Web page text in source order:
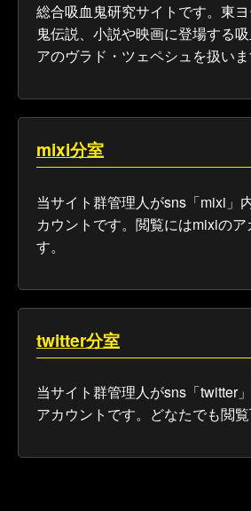
総合吸血鬼研究サイトです。東
鬼伝説、小説や映画に登場する
アのヴラド・ツェペシュを扱いま
mixi分室
当サイト群管理人がsns「mixi」
カウントです。閲覧にはmixiの
す。
twitter分室
当サイト群管理人がsns「twitter
アカウントです。どなたでも閲覧